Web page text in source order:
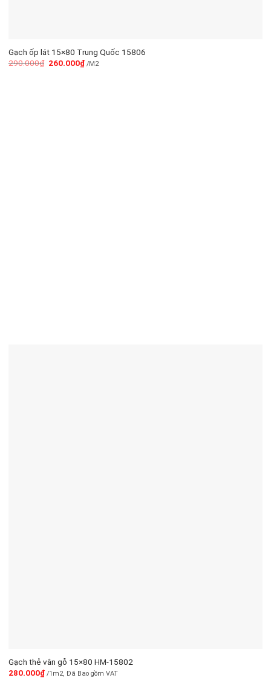
Gạch ốp lát 15×80 Trung Quốc 15806
290.000₫ 260.000₫/M2
Gạch thẻ vân gỗ 15×80 HM-15802
280.000₫/1m2, Đã Bao gồm VAT